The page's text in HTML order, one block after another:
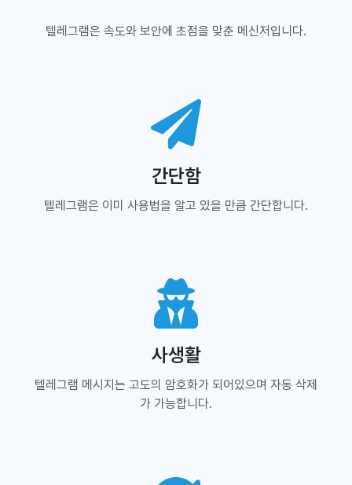
텔레그램은 속도와 보안에 초점을 맞춘 메신저입니다.
간단함
텔레그램은 이미 사용법을 알고 있을 만큼 간단합니다.
사생활
텔레그램 메시지는 고도의 암호화가 되어있으며 자동 삭제
가 가능합니다.